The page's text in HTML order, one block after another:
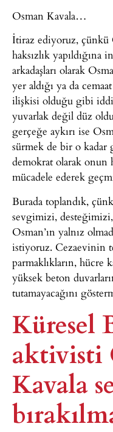
Osman Kavala…
İtiraz ediyoruz, çünkü
haksızlık
arkadaşları olarak
yer aldığı ya da
ilişkisi olduğu gibi
yuvarlak değil düz
gerçeğe aykırı ise
sürmek de bir o kadar
demokrat olarak onun
mücadele ederek
Burada toplandık,
sevgimizi, desteğimizi,
Osman’ın yalnız
istiyoruz. Cezaevinin
parmaklıkların, hücre
yüksek beton
tutamayacağını
Küresel
aktivisti
Kavala